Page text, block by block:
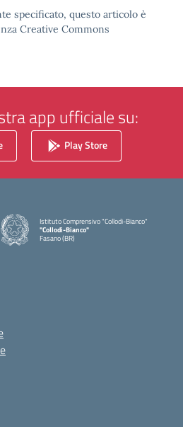
specificato, questo articolo è
Creative Commons
app ufficiale su:
Play Store
Istituto Comprensivo "Collodi-Bianco"
"Collodi-Bianco"
Fasano (BR)